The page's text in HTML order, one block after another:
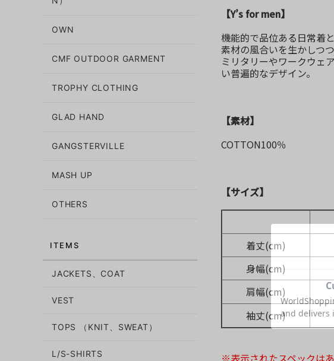
【Y’s for men】
機能的で品位ある日常着
素材の風合いを生かしつ
ミリタリーやワークウェ
い普遍的なデザイン。
【素材】
COTTON100％
【サイズ】
着丈(cm)
身幅(cm)
肩幅(cm)
袖丈(cm)
※表示されたスペックは
OWN
CMF OUTDOOR GARMENT
TROPHY CLOTHING
GLAD HAND
GANGSTERVILLE
MASH UP
OTHERS
ITEMS
JACKETS、COAT
VEST
TOPS （KNIT、SWEAT）
L/S-SHIRTS